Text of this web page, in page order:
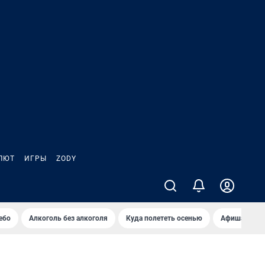
ИГРЫ ZODY
Алкоголь без алкоголя Куда полететь осенью Афиша на